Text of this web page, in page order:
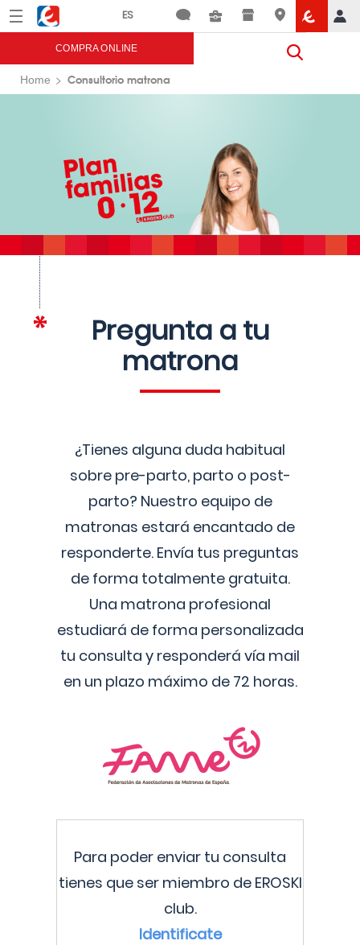
Menú Eroski
COMPRA ONLINE
Home Consultorio matrona
Pregunta a tu
matrona
¿Tienes alguna duda habitual
sobre pre-parto, parto o post-
parto? Nuestro equipo de
matronas estará encantado de
responderte. Envía tus preguntas
de forma totalmente gratuita.
Una matrona profesional
estudiará de forma personalizada
tu consulta y responderá vía mail
en un plazo máximo de 72 horas.
Para poder enviar tu consulta
tienes que ser miembro de EROSKI
club.
Identificate